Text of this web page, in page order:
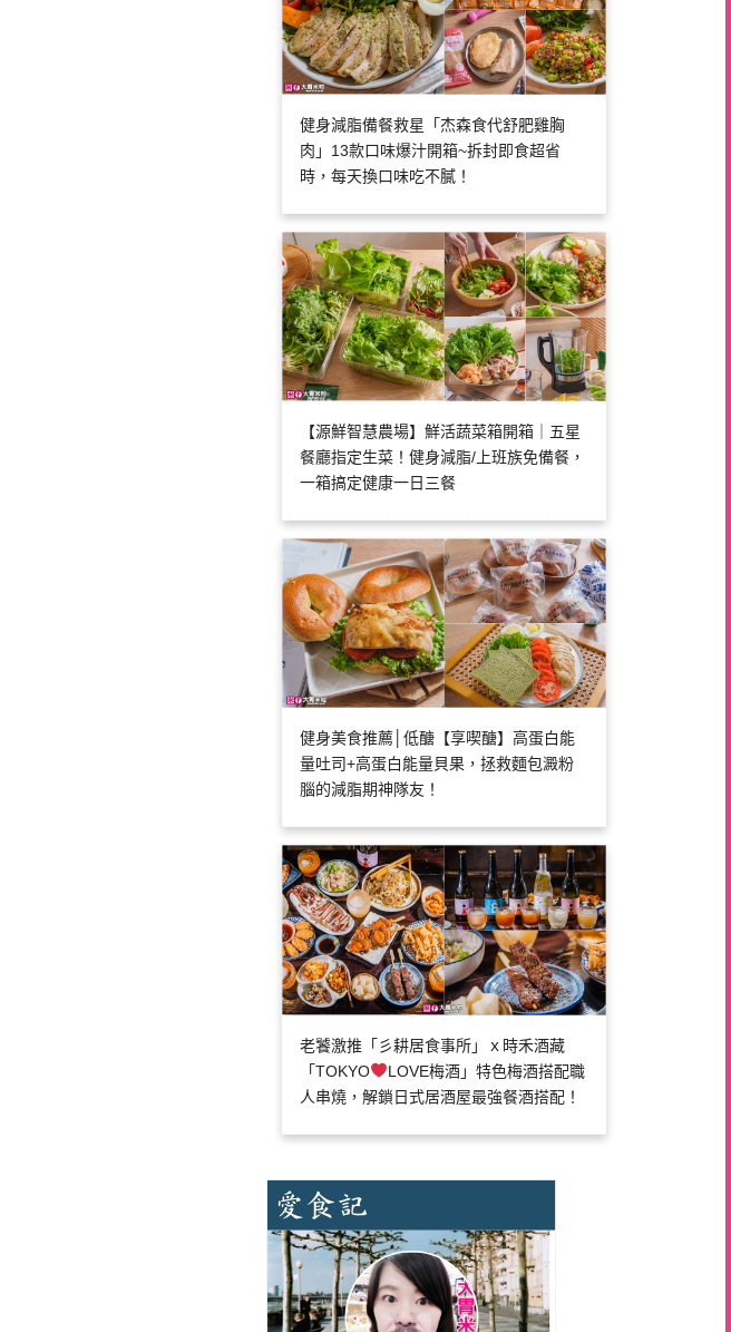
健身減脂備餐救星「杰森食代舒肥雞胸
肉」13款口味爆汁開箱~拆封即食超省
時，每天換口味吃不膩！
【源鮮智慧農場】鮮活蔬菜箱開箱｜五星
餐廳指定生菜！健身減脂/上班族免備餐，
一箱搞定健康一日三餐
健身美食推薦│低醣【享喫醣】高蛋白能
量吐司+高蛋白能量貝果，拯救麵包澱粉
腦的減脂期神隊友！
老饕激推「彡耕居食事所」ｘ時禾酒藏
「TOKYO
LOVE梅酒」特色梅酒搭配職
人串燒，解鎖日式居酒屋最強餐酒搭配！